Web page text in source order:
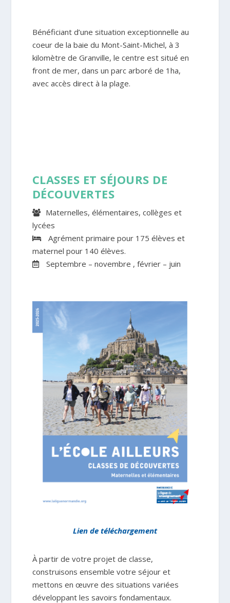
Bénéficiant d’une situation exceptionnelle au
coeur de la baie du Mont-Saint-Michel, à 3
kilomètre de Granville, le centre est situé en
front de mer, dans un parc arboré de 1ha,
avec accès direct à la plage.
CLASSES ET SÉJOURS DE
DÉCOUVERTES
Maternelles, élémentaires, collèges et
lycées
Agrément primaire pour 175 élèves et
maternel pour 140 élèves.
Septembre – novembre , février – juin
Lien de téléchargement
À partir de votre projet de classe,
construisons ensemble votre séjour et
mettons en œuvre des situations variées
développant les savoirs fondamentaux.